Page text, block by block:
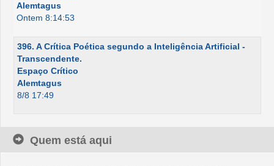
Alemtagus
Ontem 8:14:53
396. A Crítica Poética segundo a Inteligência Artificial -
Transcendente.
Espaço Crítico
Alemtagus
8/8 17:49
Quem está aqui